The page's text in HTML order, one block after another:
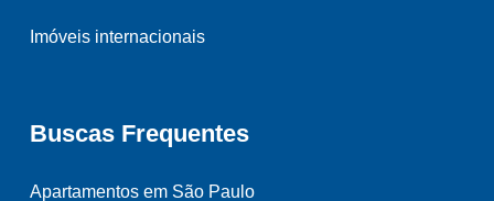
Imóveis internacionais
Buscas Frequentes
Apartamentos em São Paulo